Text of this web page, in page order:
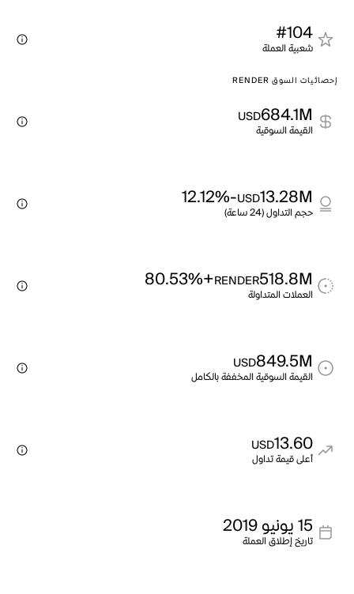
#104
شعبية العملة
إحصائيات السوق RENDER
684.1M
USD
القيمة السوقية
13.28M
USD
-12.12%
حجم التداول (24 ساعة)
518.8M
RENDER
+80.53%
العملات المتداولة
849.5M
USD
القيمة السوقية المخففة بالكامل
13.60
USD
أعلى قيمة تداول
15 يونيو 2019
تاريخ إطلاق العملة